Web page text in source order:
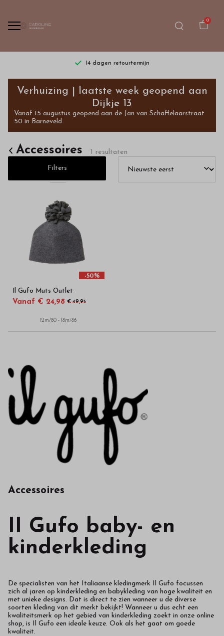
0
14 dagen retourtermijn
Accessoires
Bestel
kinderkleding
kwaliteit
onze
webshop
Verhuizing | laatste week geopend aan
Dijkje 13
Vanaf 15 augustus geopend aan de Jan van Schaffelaarstraat
50 in Barneveld
Accessoires 1 resultaten
Filters
-50%
Il Gufo Muts Outlet
Vanaf € 24,98 € 49,95
12m/80 - 18m/86
Accessoires
II Gufo baby- en
kinderkleding
De specialisten van het Italiaanse kledingmerk Il Gufo focussen
zich al jaren op kinderkleding en babykleding van hoge kwaliteit en
met unieke designs. Dat is direct te zien wanneer u de diverse
soorten kleding van dit merkt bekijkt! Wanneer u dus echt een
kwaliteitsmerk op het gebied van kinderkleding zoekt in onze online
shop, is Il Gufo een ideale keuze. Ook als het gaat om goede
kwaliteit.